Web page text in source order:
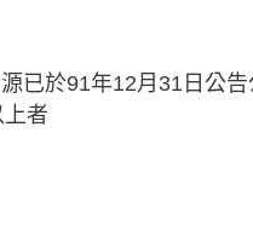
已於91年12月31日公
者